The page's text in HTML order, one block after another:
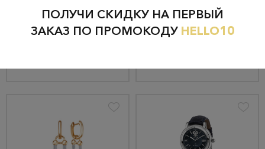
69 008 руб. 33 906 руб.
ПОЛУЧИ СКИДКУ НА ПЕРВЫЙ
ЗАКАЗ ПО ПРОМОКОДУ HELLO10